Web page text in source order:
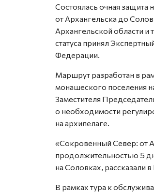
Состоялась очная
от Архангельска до
Архангельской области
статуса принял
Федерации.
Маршрут разработан в
монашеского поселения
Заместителя
о необходимости
на архипелаге.
«Сокровенный Север: от
продолжительностью 5
на Соловках, рассказали
В рамках тура к